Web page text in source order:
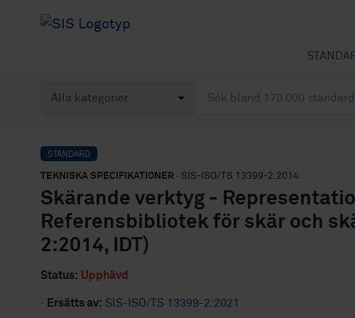
STANDARD
TEKNISKA SPECIFIKATIONER · SIS-ISO/TS 13399-2:2014
Skärande verktyg -
Referensbibliotek för skär och
2:2014, IDT)
Status: Upphävd
· Ersätts av: SIS-ISO/TS 13399-2:2021